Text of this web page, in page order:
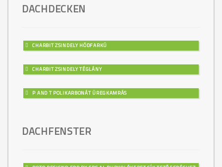
DACHDECKEN
CHARBIT ZSINDELY HÓDFARKÚ
CHARBIT ZSINDELY TÉGLÁNY
P AND T POLIKARBONÁT ÜREGKAMRÁS
DACHFENSTER